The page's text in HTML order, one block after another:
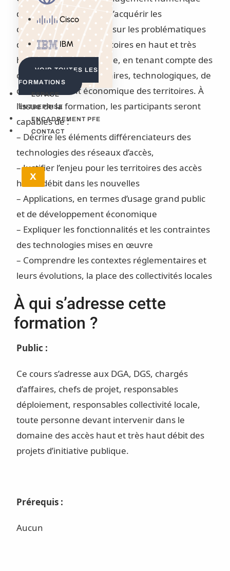
Cisco
IBM
VOIR TOUTES LES
FORMATIONS
ESPACE
ENTREPRISE
ENCADREMENT PFE
CONTACT
X
des territoires permet d’acquérir les
connaissances de base sur les problématiques
de couverture des territoires en haut et très
haut débit, fixe et mobile, en tenant compte des
contraintes réglementaires, technologiques, de
développement économique des territoires. À
l’issue de la formation, les participants seront
capables de :
– Décrire les éléments différenciateurs des
technologies des réseaux d’accès,
– Justifier l’enjeu pour les territoires des accès
hauts débit dans les nouvelles
– Applications, en termes d’usage grand public
et de développement économique
– Expliquer les fonctionnalités et les contraintes
des technologies mises en œuvre
– Comprendre les contextes réglementaires et
leurs évolutions, la place des collectivités locales
À qui s’adresse cette
formation ?
Public :
Ce cours s’adresse aux DGA, DGS, chargés
d’affaires, chefs de projet, responsables
déploiement, responsables collectivité locale,
toute personne devant intervenir dans le
domaine des accès haut et très haut débit des
projets d’initiative publique.
Prérequis :
Aucun